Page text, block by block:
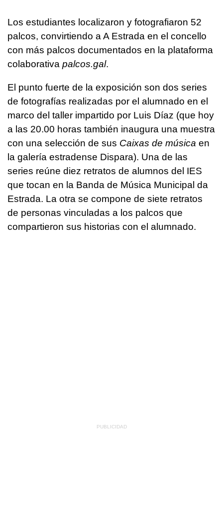
Los estudiantes localizaron y fotografiaron 52
palcos, convirtiendo a A Estrada en el concello
con más palcos documentados en la plataforma
colaborativa palcos.gal.
El punto fuerte de la exposición son dos series
de fotografías realizadas por el alumnado en el
marco del taller impartido por Luis Díaz (que hoy
a las 20.00 horas también inaugura una muestra
con una selección de sus Caixas de música en
la galería estradense Dispara). Una de las
series reúne diez retratos de alumnos del IES
que tocan en la Banda de Música Municipal da
Estrada. La otra se compone de siete retratos
de personas vinculadas a los palcos que
compartieron sus historias con el alumnado.